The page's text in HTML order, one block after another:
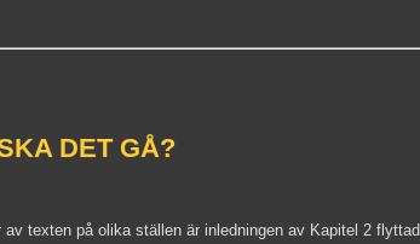
DET GÅ?
av texten på olika ställen är inledningen av Kapitel 2 flyttad